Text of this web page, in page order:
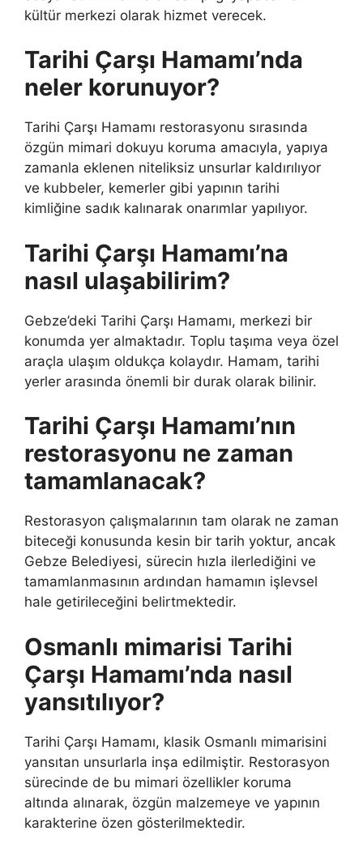
kültür merkezi olarak hizmet verecek.
Tarihi Çarşı Hamamı’nda
neler korunuyor?
Tarihi Çarşı Hamamı restorasyonu sırasında
özgün mimari dokuyu koruma amacıyla, yapıya
zamanla eklenen niteliksiz unsurlar kaldırılıyor
ve kubbeler, kemerler gibi yapının tarihi
kimliğine sadık kalınarak onarımlar yapılıyor.
Tarihi Çarşı Hamamı’na
nasıl ulaşabilirim?
Gebze’deki Tarihi Çarşı Hamamı, merkezi bir
konumda yer almaktadır. Toplu taşıma veya özel
araçla ulaşım oldukça kolaydır. Hamam, tarihi
yerler arasında önemli bir durak olarak bilinir.
Tarihi Çarşı Hamamı’nın
restorasyonu ne zaman
tamamlanacak?
Restorasyon çalışmalarının tam olarak ne zaman
biteceği konusunda kesin bir tarih yoktur, ancak
Gebze Belediyesi, sürecin hızla ilerlediğini ve
tamamlanmasının ardından hamamın işlevsel
hale getirileceğini belirtmektedir.
Osmanlı mimarisi Tarihi
Çarşı Hamamı’nda nasıl
yansıtılıyor?
Tarihi Çarşı Hamamı, klasik Osmanlı mimarisini
yansıtan unsurlarla inşa edilmiştir. Restorasyon
sürecinde de bu mimari özellikler koruma
altında alınarak, özgün malzemeye ve yapının
karakterine özen gösterilmektedir.